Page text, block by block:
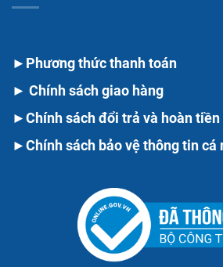
► Phương thức thanh toán
► Chính sách giao hàng
►Chính sách đổi trả và hoàn tiền
►Chính sách bảo vệ thông tin cá